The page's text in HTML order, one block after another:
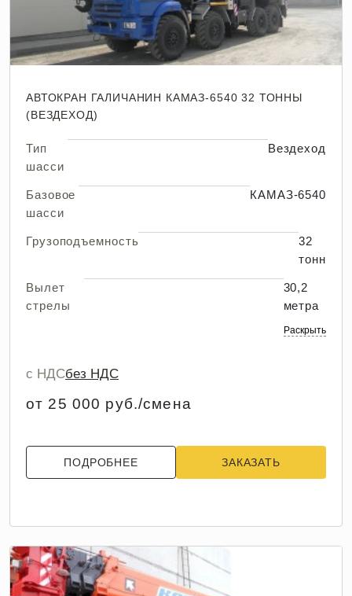
АВТОКРАН ГАЛИЧАНИН КАМАЗ-6540 32 ТОННЫ
(ВЕЗДЕХОД)
Тип
шасси
Вездеход
Базовое
шасси
КАМАЗ-6540
Грузоподъемность
32
тонн
Вылет
стрелы
30,2
метра
Раскрыть
с НДСбез НДС
от 25 000 руб./смена
ПОДРОБНЕЕ ЗАКАЗАТЬ